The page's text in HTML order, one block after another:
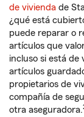
de vivienda de
¿qué está
puede reparar o
artículos que
incluso si está de
artículos
propietarios de
compañía de
otra aseguradora.